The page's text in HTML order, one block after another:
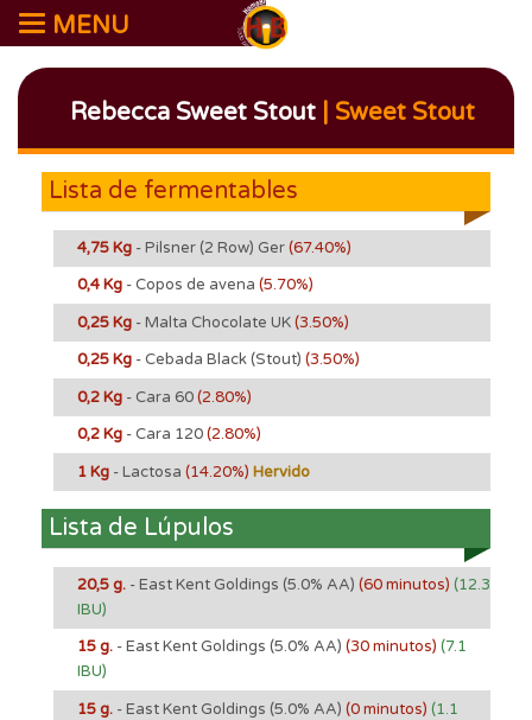
MENU
Rebecca Sweet Stout| Sweet Stout
Lista de fermentables
4,75 Kg - Pilsner (2 Row) Ger(67.40%)
0,4 Kg - Copos de avena (5.70%)
0,25 Kg - Malta Chocolate UK(3.50%)
0,25 Kg - Cebada Black (Stout) (3.50%)
0,2 Kg - Cara 60(2.80%)
0,2 Kg - Cara 120(2.80%)
1 Kg - Lactosa (14.20%) Hervido
Lista de Lúpulos
20,5 g. - East Kent Goldings (5.0% AA) (60 minutos) (12.3
IBU)
15 g. - East Kent Goldings (5.0% AA) (30 minutos) (7.1
IBU)
15 g. - East Kent Goldings (5.0% AA) (0 minutos) (1.1